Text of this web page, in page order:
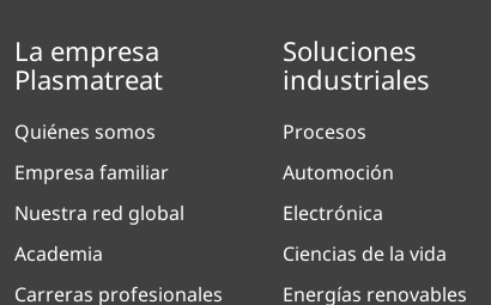
La empresa
Plasmatreat
Quiénes somos
Empresa familiar
Nuestra red global
Academia
Carreras profesionales
Soluciones
industriales
Procesos
Automoción
Electrónica
Ciencias de la vida
Energías renovables